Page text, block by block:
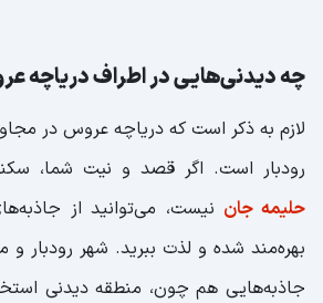
چه دیدنی‌هایی در اطراف دریاچه
لازم به ذکر است که دریاچه عروس در
رودبار است. اگر قصد و نیت شما،
حلیمه جان نیست، می‌توانید از
بهره‌مند شده و لذت ببرید. شهر رودبار و
جاذبه‌هایی هم چون، منطقه دیدنی